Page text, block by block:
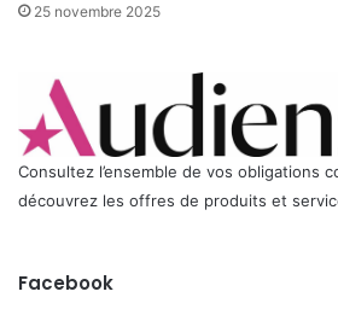
25 novembre 2025
Consultez l’ensemble de vos obligations
découvrez les offres de produits et
Facebook